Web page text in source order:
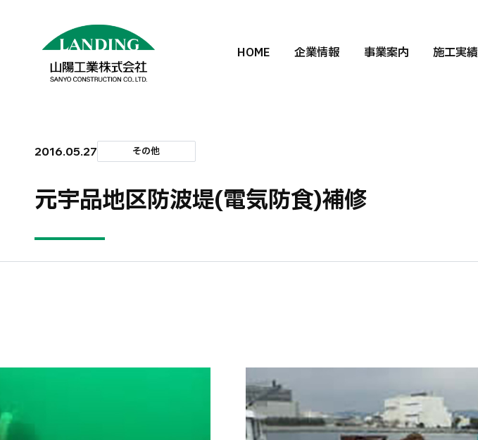
HOME 企業情報 事業案内 施工実績
2016.05.27 その他
元宇品地区防波堤(電気防食)補修